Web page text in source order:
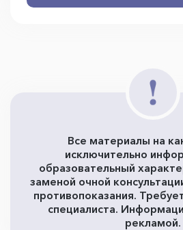
Все материалы на
исключительно
образовательный
заменой очной
противопоказания.
специалиста.
рекламой.